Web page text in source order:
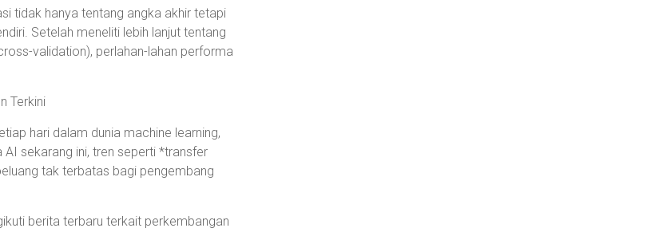
tidak hanya tentang angka akhir tetapi
Setelah meneliti lebih lanjut tentang
validation), perlahan-lahan performa
Terkini
hari dalam dunia machine learning,
sekarang ini, tren seperti *transfer
tak terbatas bagi pengembang
berita terbaru terkait perkembangan